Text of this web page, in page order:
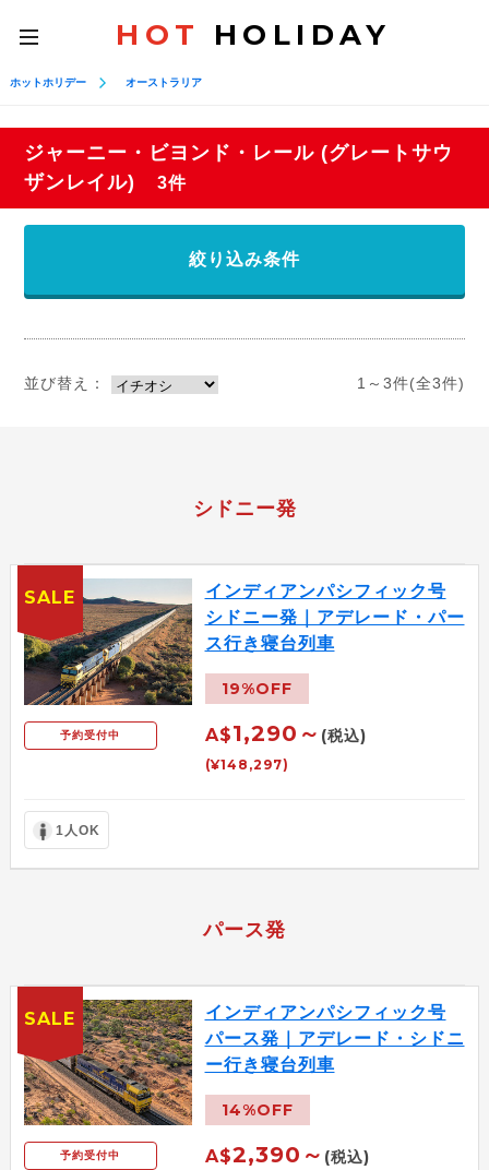
toggle
navigation
HOT HOLIDAY
ホットホリデー オーストラリア
ジャーニー・ビヨンド・レール (グレートサウ
ザンレイル)
3件
絞り込み条件
並び替え： 1～3件(全3件)
シドニー発
予約受付中
インディアンパシフィック号
シドニー発｜アデレード・パー
ス行き寝台列車
19%OFF
A$1,290～ (税込)
(¥148,297)
1人OK
SALE
パース発
予約受付中
インディアンパシフィック号
パース発｜アデレード・シドニ
ー行き寝台列車
14%OFF
A$2,390～ (税込)
SALE